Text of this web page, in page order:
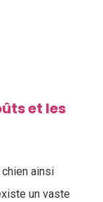
et les
ainsi
un vaste